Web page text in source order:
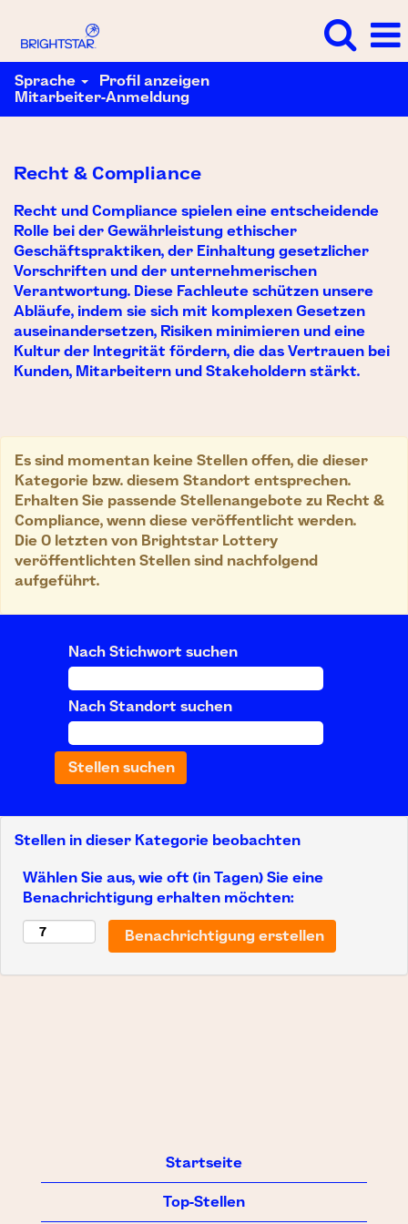
Sprache
Profil anzeigen
Mitarbeiter-Anmeldung
Compliance
Recht & Compliance
Recht und Compliance spielen eine entscheidende
Rolle bei der Gewährleistung ethischer
Geschäftspraktiken, der Einhaltung gesetzlicher
Vorschriften und der unternehmerischen
Verantwortung. Diese Fachleute schützen unsere
Abläufe, indem sie sich mit komplexen Gesetzen
auseinandersetzen, Risiken minimieren und eine
Kultur der Integrität fördern, die das Vertrauen bei
Kunden, Mitarbeitern und Stakeholdern stärkt.
Es sind momentan keine Stellen offen, die dieser
Kategorie bzw. diesem Standort entsprechen.
Erhalten Sie passende Stellenangebote zu Recht &
Compliance, wenn diese veröffentlicht werden.
Die 0 letzten von Brightstar Lottery
veröffentlichten Stellen sind nachfolgend
aufgeführt.
Nach Stichwort suchen
Nach Standort suchen
Stellen in dieser Kategorie beobachten
Wählen Sie aus, wie oft (in Tagen) Sie eine
Benachrichtigung erhalten möchten:
Startseite
Top-Stellen